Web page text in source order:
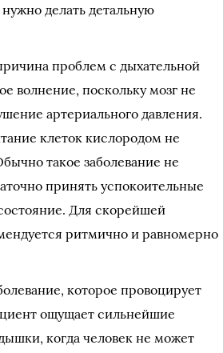
делать детальную
проблем с дыхательной
волнение, поскольку мозг не
артериального давления.
клеток кислородом не
такое заболевание не
принять успокоительные
Для скорейшей
ритмично и равномерно
которое провоцирует
ощущает сильнейшие
когда человек не может